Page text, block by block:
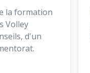
la formation
Volley
d'un